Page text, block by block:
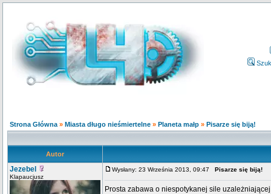
Strona Główna » Miasta długo nieśmiertelne » Planeta małp » Pisarze się biją!
Autor
Jezebel
Klapaucjusz
Wysłany: 23 Września 2013, 09:47 Pisarze się biją!
Prosta zabawa o niespotykanej sile